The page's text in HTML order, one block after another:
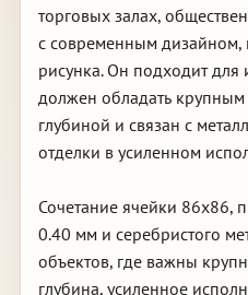
торговых залах,
с современным дизайном,
рисунка. Он подходит для
должен обладать
глубиной и связан с
отделки в усиленном
Сочетание ячейки 86х86,
0.40 мм и серебристого
объектов, где важны
глубина, усиленное